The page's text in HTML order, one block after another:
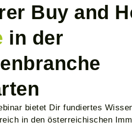
Buy and
in der
bietet Dir fundiertes
in den österreichischen